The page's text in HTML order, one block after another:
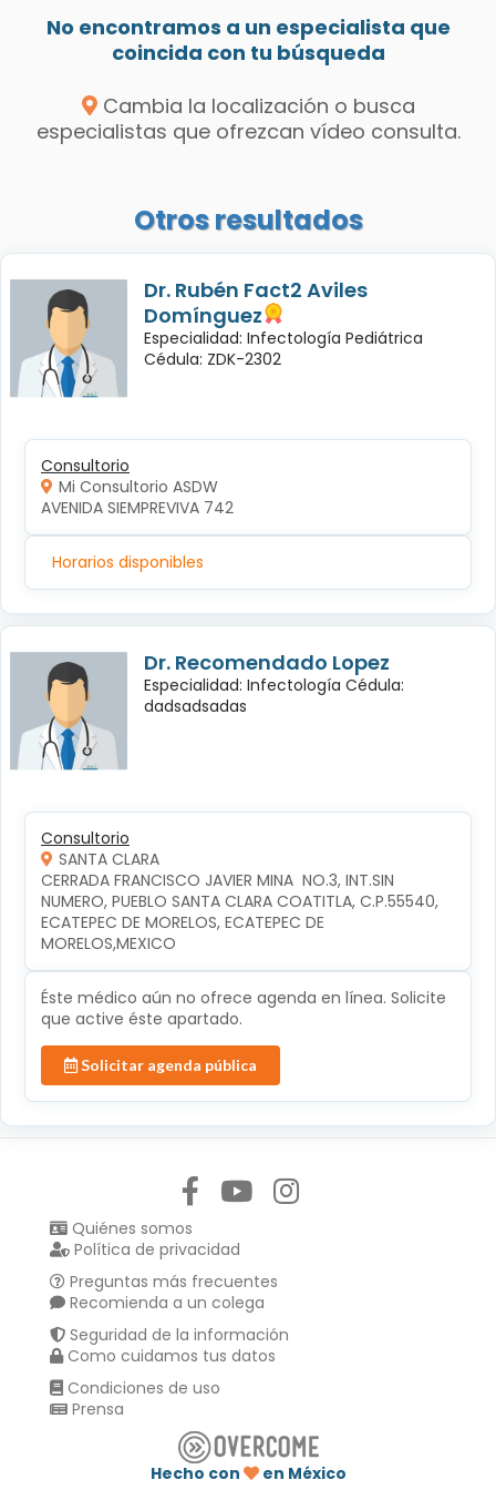
No encontramos a un especialista que
coincida con tu búsqueda
Cambia la localización o busca
especialistas que ofrezcan vídeo consulta.
Otros resultados
Dr. Rubén Fact2 Aviles
Domínguez
Especialidad: Infectología Pediátrica
Cédula: ZDK-2302
Consultorio
Mi Consultorio ASDW
AVENIDA SIEMPREVIVA 742
Horarios disponibles
Dr. Recomendado Lopez
Especialidad: Infectología Cédula:
dadsadsadas
Consultorio
SANTA CLARA
CERRADA FRANCISCO JAVIER MINA  NO.3, INT.SIN
NUMERO, PUEBLO SANTA CLARA COATITLA, C.P.55540,
ECATEPEC DE MORELOS, ECATEPEC DE
MORELOS,MEXICO
Éste médico aún no ofrece agenda en línea. Solicite
que active éste apartado.
Solicitar agenda pública
Quiénes somos
Política de privacidad
Preguntas más frecuentes
Recomienda a un colega
Seguridad de la información
Como cuidamos tus datos
Condiciones de uso
Prensa
Hecho con en México